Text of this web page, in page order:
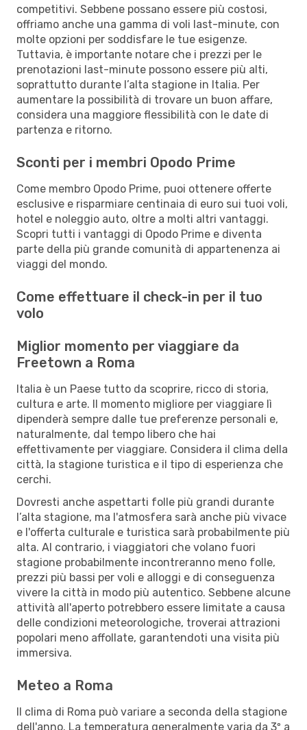
competitivi. Sebbene possano essere più costosi,
offriamo anche una gamma di voli last-minute, con
molte opzioni per soddisfare le tue esigenze.
Tuttavia, è importante notare che i prezzi per le
prenotazioni last-minute possono essere più alti,
soprattutto durante l’alta stagione in Italia. Per
aumentare la possibilità di trovare un buon affare,
considera una maggiore flessibilità con le date di
partenza e ritorno.
Sconti per i membri Opodo Prime
Come membro Opodo Prime, puoi ottenere offerte
esclusive e risparmiare centinaia di euro sui tuoi voli,
hotel e noleggio auto, oltre a molti altri vantaggi.
Scopri tutti i vantaggi di Opodo Prime e diventa
parte della più grande comunità di appartenenza ai
viaggi del mondo.
Come effettuare il check-in per il tuo
volo
Miglior momento per viaggiare da
Freetown a Roma
Italia è un Paese tutto da scoprire, ricco di storia,
cultura e arte. Il momento migliore per viaggiare lì
dipenderà sempre dalle tue preferenze personali e,
naturalmente, dal tempo libero che hai
effettivamente per viaggiare. Considera il clima della
città, la stagione turistica e il tipo di esperienza che
cerchi.
Dovresti anche aspettarti folle più grandi durante
l’alta stagione, ma l'atmosfera sarà anche più vivace
e l'offerta culturale e turistica sarà probabilmente più
alta. Al contrario, i viaggiatori che volano fuori
stagione probabilmente incontreranno meno folle,
prezzi più bassi per voli e alloggi e di conseguenza
vivere la città in modo più autentico. Sebbene alcune
attività all'aperto potrebbero essere limitate a causa
delle condizioni meteorologiche, troverai attrazioni
popolari meno affollate, garantendoti una visita più
immersiva.
Meteo a Roma
Il clima di Roma può variare a seconda della stagione
dell'anno. La temperatura generalmente varia da 3º a